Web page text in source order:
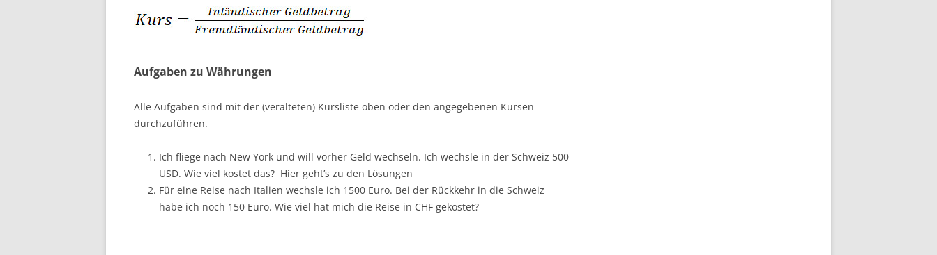
Aufgaben zu Währungen
Alle Aufgaben sind mit der (veralteten) Kursliste oben oder den angegebenen Kursen
durchzuführen.
Ich fliege nach New York und will vorher Geld wechseln. Ich wechsle in der Schweiz 500
USD. Wie viel kostet das? Hier geht’s zu den Lösungen
Für eine Reise nach Italien wechsle ich 1500 Euro. Bei der Rückkehr in die Schweiz
habe ich noch 150 Euro. Wie viel hat mich die Reise in CHF gekostet?